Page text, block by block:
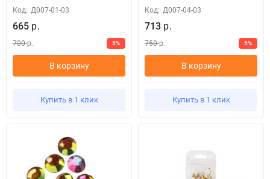
Код: Д007-01-03
665 р.
700 р. 5%
В корзину
Купить в 1 клик
Код: Д007-04-03
713 р.
750 р. 5%
В корзину
Купить в 1 клик